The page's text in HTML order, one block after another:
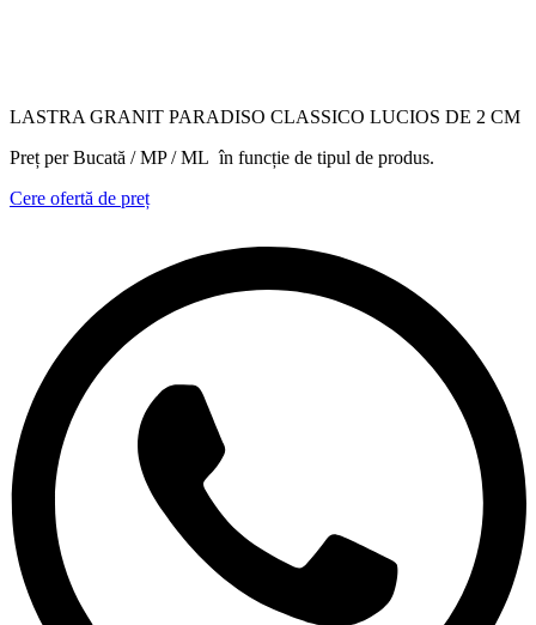
LASTRA GRANIT PARADISO CLASSICO LUCIOS DE 2 CM
Preț per Bucată / MP / ML în funcție de tipul de produs.
Cere ofertă de preț